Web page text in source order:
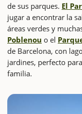
de sus parques. El
jugar a encontrar la
áreas verdes y
Poblenou o el
de Barcelona, con
jardines, perfecto
familia.